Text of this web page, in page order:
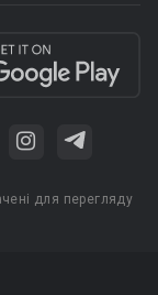
для перегляду